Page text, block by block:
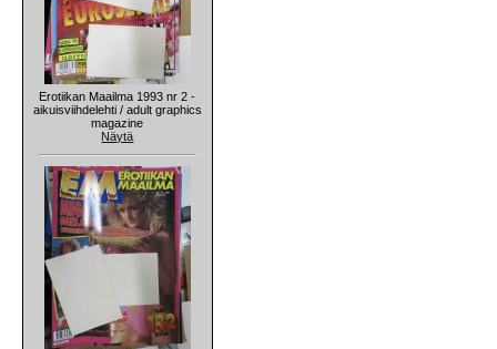
Erotiikan Maailma 1993 nr 2 -
aikuisviihdelehti / adult graphics
magazine
Näytä